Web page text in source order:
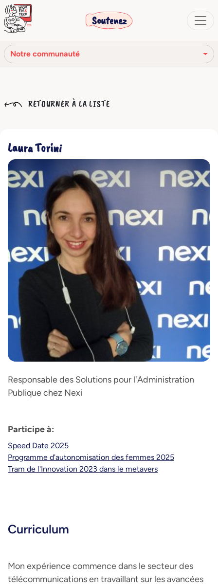
Soutenez
Notre communauté
Notre histoire
Les organes sociaux
Code Éthique
RETOURNER À LA LISTE
Laura Torini
Responsable des Solutions pour l'Administration
Publique chez Nexi
Participe à:
Speed Date 2025
Programme d'autonomisation des femmes 2025
Tram de l'Innovation 2023 dans le metavers
Curriculum
Mon expérience commence dans le secteur des
télécommunications en travaillant sur les avancées